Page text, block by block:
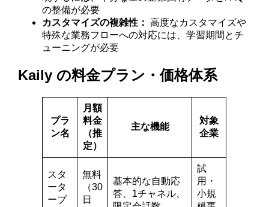
の整備が必要
カスタマイズの複雑性： 高度なカスタマイズや
特殊な業務フローへの対応には、学習期間とチ
ューニングが必要
Kaily の料金プラン・価格体系
プラ
ン名
月額
料金
（推
定）
主な機能
対象
企業
スタ
ータ
ープ
無料
（30
日
基本的な自動応
答、1チャネル、
試
用・
小規